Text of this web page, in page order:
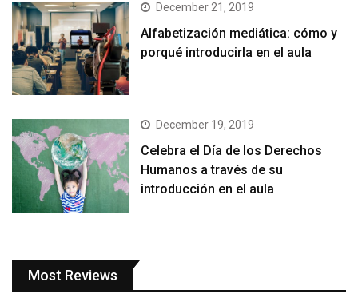
December 21, 2019
Alfabetización mediática: cómo y
porqué introducirla en el aula
December 19, 2019
Celebra el Día de los Derechos
Humanos a través de su
introducción en el aula
Most Reviews